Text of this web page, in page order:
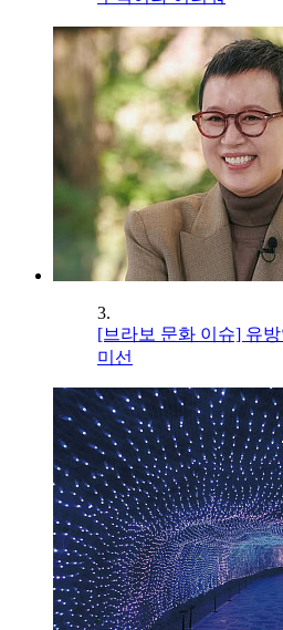
3.
[브라보 문화 이슈] 유
미선